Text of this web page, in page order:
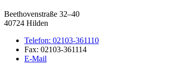
Beethovenstraße 32–40
40724 Hilden
Telefon: 02103-361110
Fax: 02103-361114
E-Mail